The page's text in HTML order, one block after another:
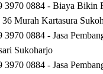
3970 0884 - Biaya Bikin
Murah Kartasura
3970 0884 - Jasa
Sukoharjo
3970 0884 - Jasa